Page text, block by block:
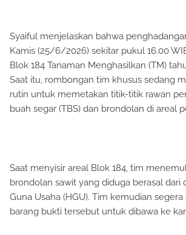
Syaiful menjelaskan bahwa
Kamis (25/6/2026) sekitar pukul 16.00
Blok 184 Tanaman Menghasilkan (TM)
Saat itu, rombongan tim khusus sedang
rutin untuk memetakan titik-titik rawan
buah segar (TBS) dan brondolan di areal
Saat menyisir areal Blok 184, tim
brondolan sawit yang diduga berasal dari
Guna Usaha (HGU). Tim kemudian
barang bukti tersebut untuk dibawa ke